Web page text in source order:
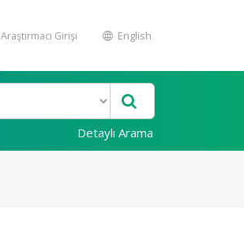
Araştırmacı Girişi English
Detaylı Arama